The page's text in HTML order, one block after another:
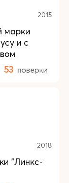
2015
марки
и с
53 поверки
2018
"Линкс-